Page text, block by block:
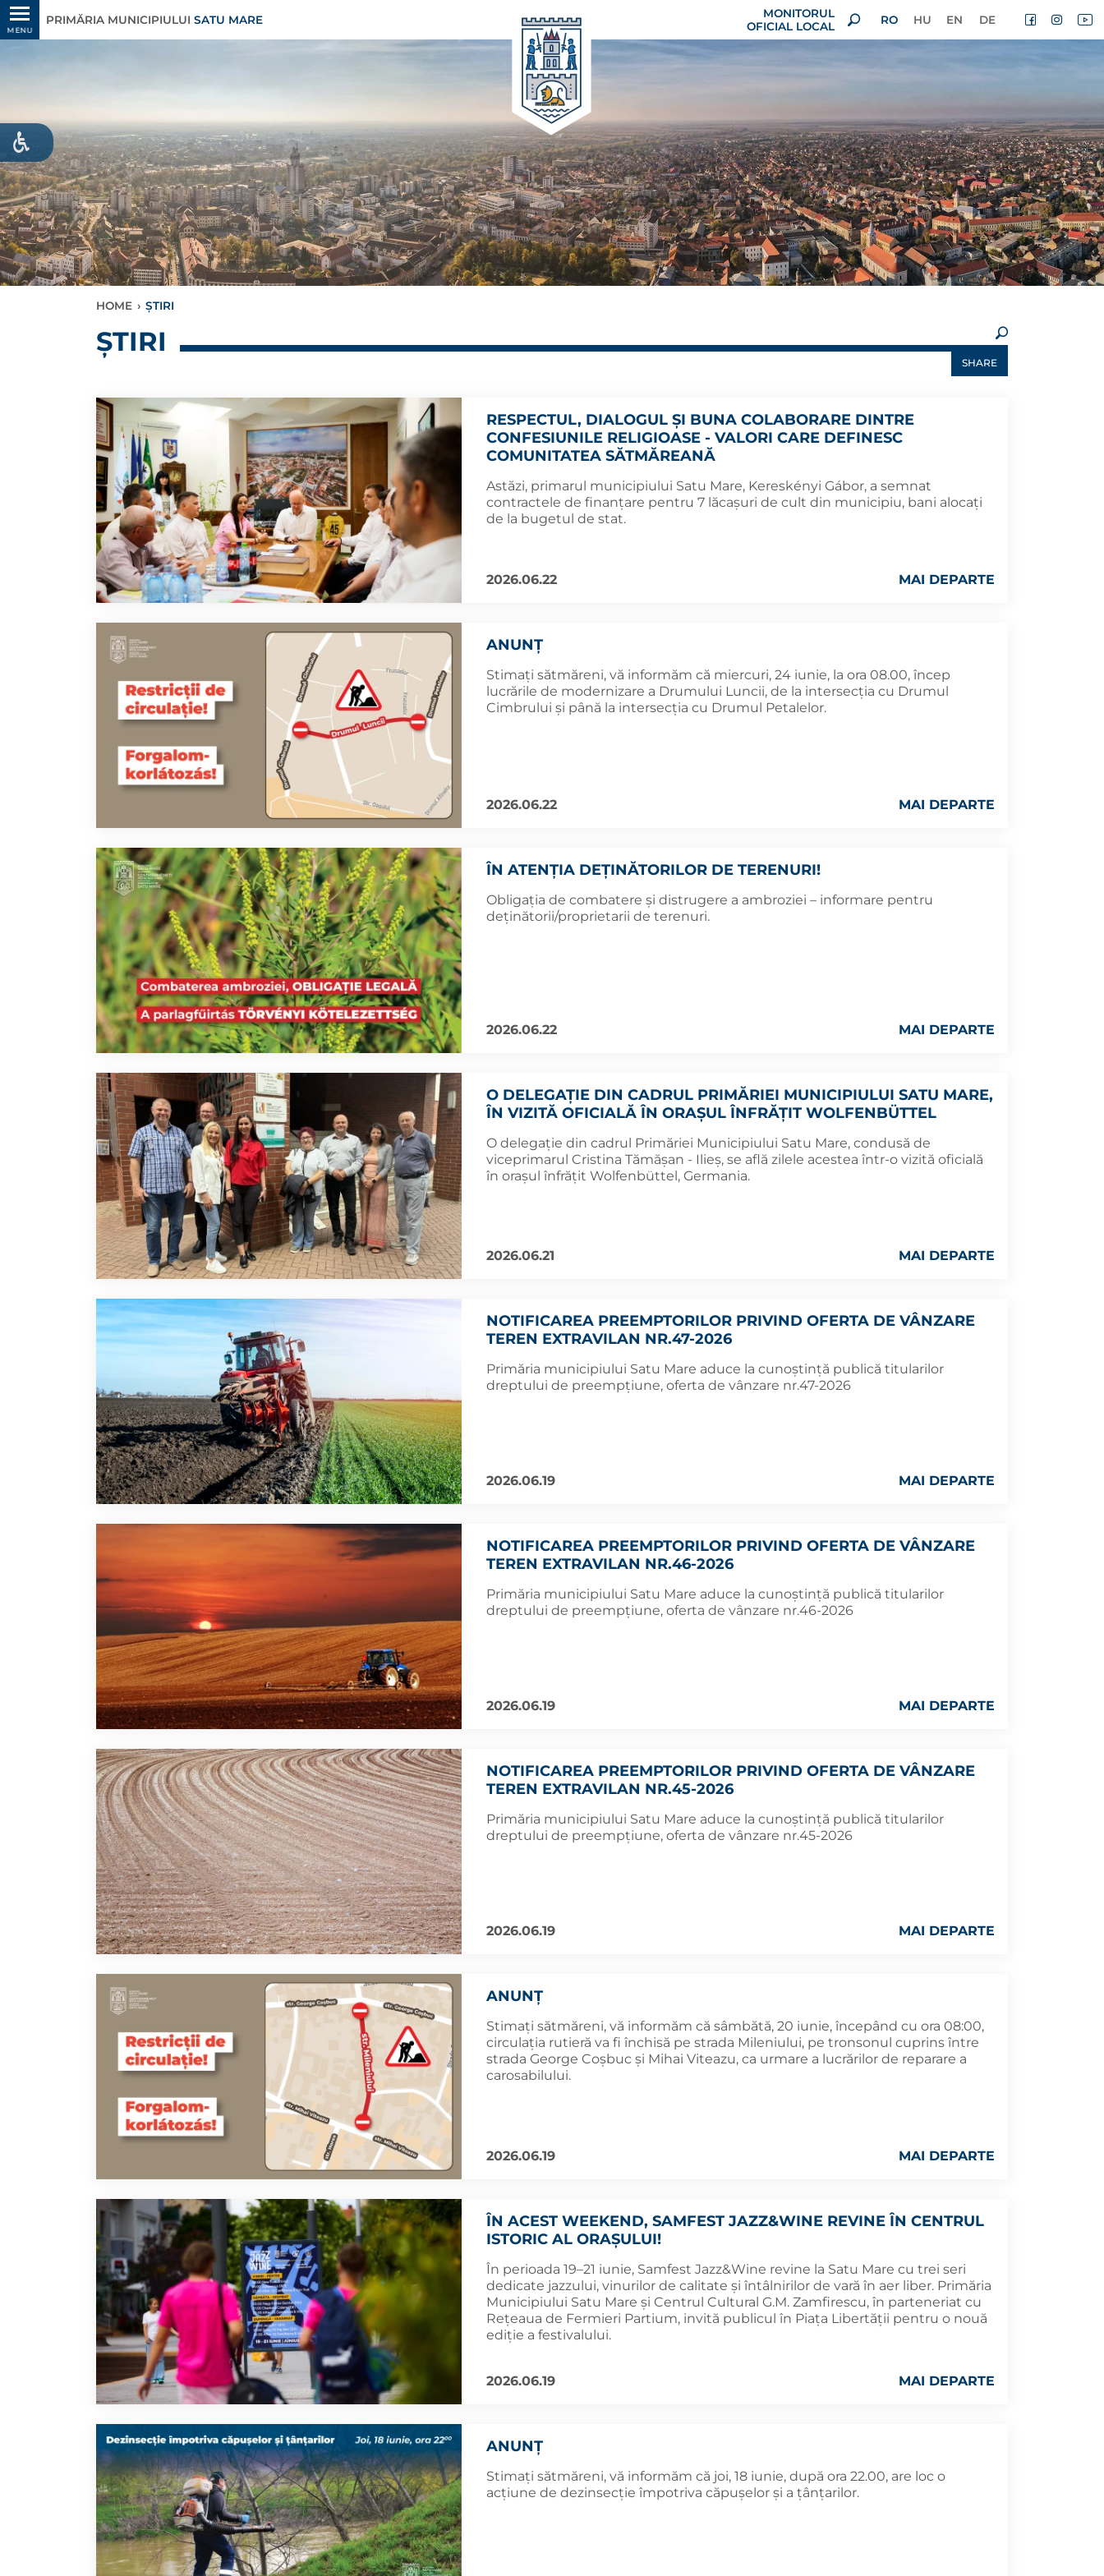
MENU
PRIMĂRIA MUNICIPIULUI SATU MARE
MONITORUL
OFICIAL LOCAL
RO HU EN DE
HOME › ȘTIRI
ȘTIRI
SHARE
RESPECTUL, DIALOGUL ȘI BUNA COLABORARE DINTRE
CONFESIUNILE RELIGIOASE - VALORI CARE DEFINESC
COMUNITATEA SĂTMĂREANĂ
Astăzi, primarul municipiului Satu Mare, Kereskényi Gábor, a semnat
contractele de finanțare pentru 7 lăcașuri de cult din municipiu, bani alocați
de la bugetul de stat.
2026.06.22 MAI DEPARTE
ANUNȚ
Stimați sătmăreni, vă informăm că miercuri, 24 iunie, la ora 08.00, încep
lucrările de modernizare a Drumului Luncii, de la intersecția cu Drumul
Cimbrului și până la intersecția cu Drumul Petalelor.
2026.06.22 MAI DEPARTE
ÎN ATENȚIA DEȚINĂTORILOR DE TERENURI!
Obligația de combatere și distrugere a ambroziei – informare pentru
deținătorii/proprietarii de terenuri.
2026.06.22 MAI DEPARTE
O DELEGAȚIE DIN CADRUL PRIMĂRIEI MUNICIPIULUI SATU MARE,
ÎN VIZITĂ OFICIALĂ ÎN ORAȘUL ÎNFRĂȚIT WOLFENBÜTTEL
O delegație din cadrul Primăriei Municipiului Satu Mare, condusă de
viceprimarul Cristina Tămășan - Ilieș, se află zilele acestea într-o vizită oficială
în orașul înfrățit Wolfenbüttel, Germania.
2026.06.21 MAI DEPARTE
NOTIFICAREA PREEMPTORILOR PRIVIND OFERTA DE VÂNZARE
TEREN EXTRAVILAN NR.47-2026
Primăria municipiului Satu Mare aduce la cunoștință publică titularilor
dreptului de preempțiune, oferta de vânzare nr.47-2026
2026.06.19 MAI DEPARTE
NOTIFICAREA PREEMPTORILOR PRIVIND OFERTA DE VÂNZARE
TEREN EXTRAVILAN NR.46-2026
Primăria municipiului Satu Mare aduce la cunoștință publică titularilor
dreptului de preempțiune, oferta de vânzare nr.46-2026
2026.06.19 MAI DEPARTE
NOTIFICAREA PREEMPTORILOR PRIVIND OFERTA DE VÂNZARE
TEREN EXTRAVILAN NR.45-2026
Primăria municipiului Satu Mare aduce la cunoștință publică titularilor
dreptului de preempțiune, oferta de vânzare nr.45-2026
2026.06.19 MAI DEPARTE
ANUNȚ
Stimați sătmăreni, vă informăm că sâmbătă, 20 iunie, începând cu ora 08:00,
circulația rutieră va fi închisă pe strada Mileniului, pe tronsonul cuprins între
strada George Coșbuc și Mihai Viteazu, ca urmare a lucrărilor de reparare a
carosabilului.
2026.06.19 MAI DEPARTE
ÎN ACEST WEEKEND, SAMFEST JAZZ&WINE REVINE ÎN CENTRUL
ISTORIC AL ORAȘULUI!
În perioada 19–21 iunie, Samfest Jazz&Wine revine la Satu Mare cu trei seri
dedicate jazzului, vinurilor de calitate și întâlnirilor de vară în aer liber. Primăria
Municipiului Satu Mare și Centrul Cultural G.M. Zamfirescu, în parteneriat cu
Rețeaua de Fermieri Partium, invită publicul în Piața Libertății pentru o nouă
ediție a festivalului.
2026.06.19 MAI DEPARTE
ANUNȚ
Stimați sătmăreni, vă informăm că joi, 18 iunie, după ora 22.00, are loc o
acțiune de dezinsecție împotriva căpușelor și a țânțarilor.